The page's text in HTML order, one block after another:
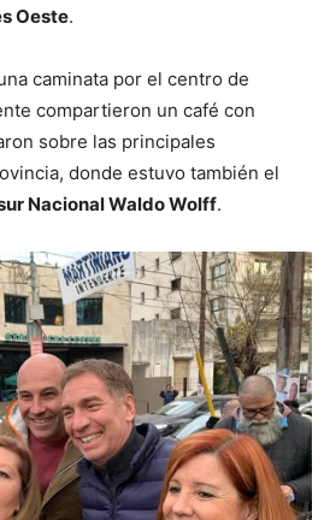
Oeste.
caminata por el centro de
compartieron un café con
sobre las principales
donde estuvo también el
Nacional Waldo Wolff.